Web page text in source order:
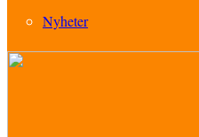
Nyheter